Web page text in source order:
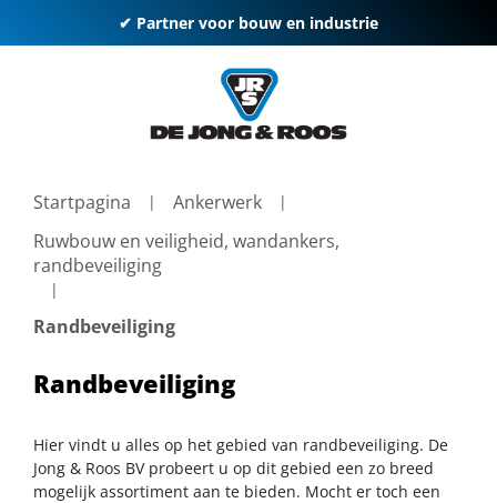
✔ Partner voor bouw en industrie
Startpagina
Ankerwerk
Ruwbouw en veiligheid, wandankers,
randbeveiliging
Randbeveiliging
Randbeveiliging
Hier vindt u alles op het gebied van randbeveiliging. De
Jong & Roos BV probeert u op dit gebied een zo breed
mogelijk assortiment aan te bieden. Mocht er toch een